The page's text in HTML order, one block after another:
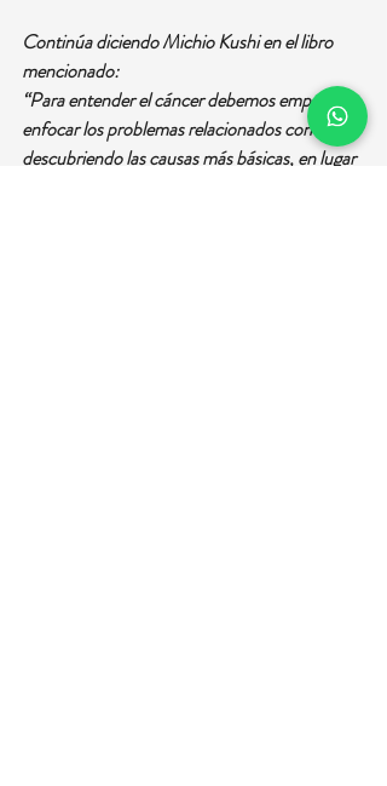
Continúa diciendo Michio Kushi en el libro
mencionado:
“Para entender el cáncer debemos empezar a
enfocar los problemas relacionados con él,
descubriendo las causas más básicas, en lugar